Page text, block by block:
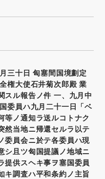
三十日 匈塞間国境劃定
権大使石井菊次郎殿 業
スル報告ノ件 一、九月中
委員ハ九月二十一日「ベ
等ノ通知ラ送ルコトナク
然当地ニ帰還セルラ以テ
委員会ニ於テ各委員ハ現
シ且ツ匈国提議ノ地域ニ
提供スヘキ事ヲ塞国委員
キ調査ハ平和条約ノ主旨